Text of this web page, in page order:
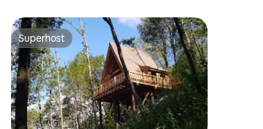
Superhost
Superhost